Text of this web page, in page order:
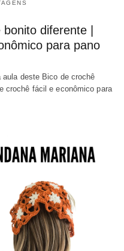
diferente |
para pano
deste Bico de crochê
crochê fácil e econômico para